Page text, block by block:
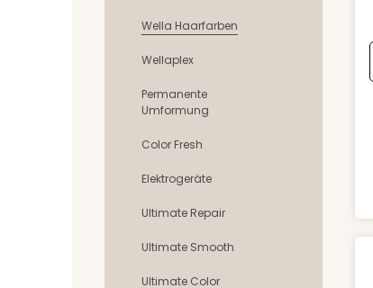
Wella Haarfarben
Wellaplex
Permanente
Umformung
Color Fresh
Elektrogeräte
Ultimate Repair
Ultimate Smooth
Ultimate Color